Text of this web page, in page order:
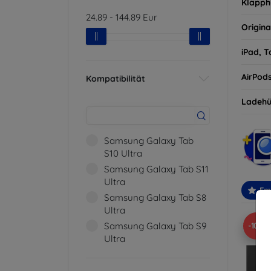
24.89 - 144.89 Eur
Kompatibilität
Samsung Galaxy Tab
S10 Ultra
Samsung Galaxy Tab S11
Ultra
Samsung Galaxy Tab S8
Ultra
Samsung Galaxy Tab S9
Ultra
iPad,
AirPods
-10%